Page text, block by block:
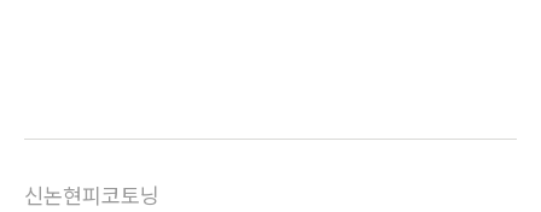
신논현피코토닝